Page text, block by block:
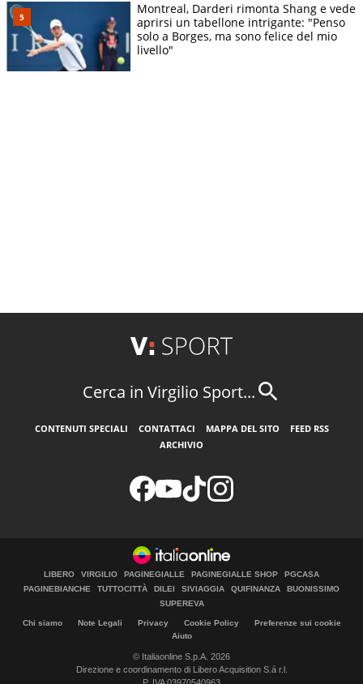
Montreal, Darderi rimonta Shang e vede
aprirsi un tabellone intrigante: "Penso
solo a Borges, ma sono felice del mio
livello"
Cerca in Virgilio Sport...
CONTENUTI SPECIALI CONTATTACI MAPPA DEL SITO
FEED RSS
ARCHIVIO
LIBERO VIRGILIO PAGINEGIALLE PAGINEGIALLE SHOP
PGCASA
PAGINEBIANCHE
TUTTOCITTÀ DILEI SIVIAGGIA QUIFINANZA
BUONISSIMO
SUPEREVA
Chi siamo Note Legali Privacy Cookie Policy
Preferenze sui cookie
Aiuto
© Italiaonline S.p.A. 2026
Direzione e coordinamento di Libero Acquisition S.á r.l.